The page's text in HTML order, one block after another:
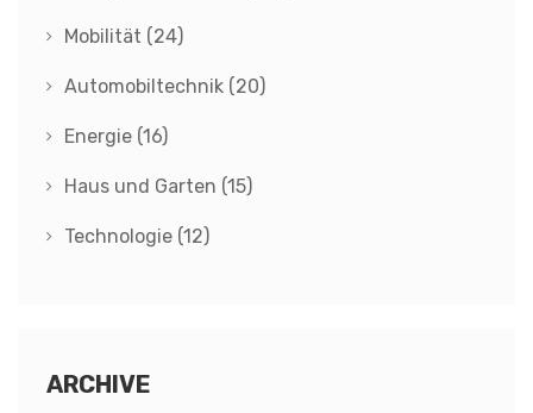
Mobilität (24)
Automobiltechnik (20)
Energie (16)
Haus und Garten (15)
Technologie (12)
ARCHIVE